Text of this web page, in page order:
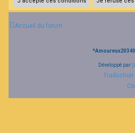
Accueil du forum
*
Développé par